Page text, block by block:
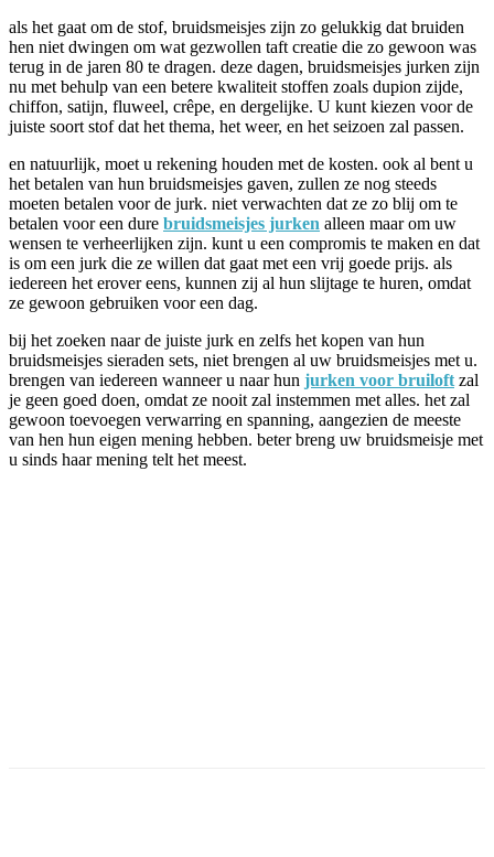
als het gaat om de stof, bruidsmeisjes zijn zo gelukkig dat bruiden
hen niet dwingen om wat gezwollen taft creatie die zo gewoon was
terug in de jaren 80 te dragen. deze dagen, bruidsmeisjes jurken zijn
nu met behulp van een betere kwaliteit stoffen zoals dupion zijde,
chiffon, satijn, fluweel, crêpe, en dergelijke. U kunt kiezen voor de
juiste soort stof dat het thema, het weer, en het seizoen zal passen.
en natuurlijk, moet u rekening houden met de kosten. ook al bent u
het betalen van hun bruidsmeisjes gaven, zullen ze nog steeds
moeten betalen voor de jurk. niet verwachten dat ze zo blij om te
betalen voor een dure bruidsmeisjes jurken alleen maar om uw
wensen te verheerlijken zijn. kunt u een compromis te maken en dat
is om een jurk die ze willen dat gaat met een vrij goede prijs. als
iedereen het erover eens, kunnen zij al hun slijtage te huren, omdat
ze gewoon gebruiken voor een dag.
bij het zoeken naar de juiste jurk en zelfs het kopen van hun
bruidsmeisjes sieraden sets, niet brengen al uw bruidsmeisjes met u.
brengen van iedereen wanneer u naar hun jurken voor bruiloft zal
je geen goed doen, omdat ze nooit zal instemmen met alles. het zal
gewoon toevoegen verwarring en spanning, aangezien de meeste
van hen hun eigen mening hebben. beter breng uw bruidsmeisje met
u sinds haar mening telt het meest.